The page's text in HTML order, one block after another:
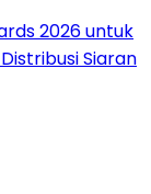
2026 untuk
Siaran